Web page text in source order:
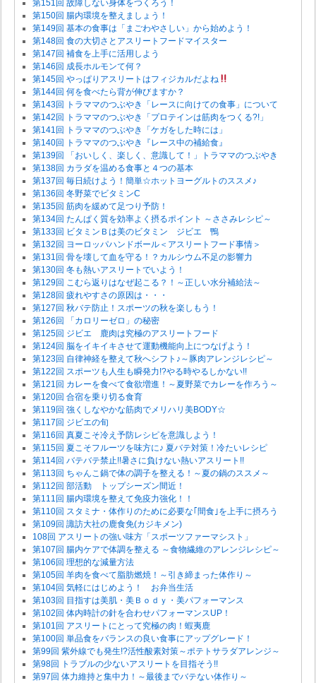
第151回 故障しない身体をつくろう！
第150回 腸内環境を整えましょう！
第149回 基本の食事は「まごわやさしい」から始めよう！
第148回 食の大切さとアスリートフードマイスター
第147回 補食を上手に活用しよう
第146回 成長ホルモンて何？
第145回 やっぱりアスリートはフィジカルだよね
第144回 何を食べたら背が伸びますか？
第143回 トラママのつぶやき「レースに向けての食事」について
第142回 トラママのつぶやき「プロテインは筋肉をつくる?!」
第141回 トラママのつぶやき「ケガをした時には」
第140回 トラママのつぶやき『レース中の補給食』
第139回 「おいしく、楽しく、意識して！」トラママのつぶやき
第138回 カラダを温める食事と４つの基本
第137回 毎日続けよう！簡単☆ホットヨーグルトのススメ♪
第136回 冬野菜でビタミンC
第135回 筋肉を緩めて足つり予防！
第134回 たんぱく質を効率よく摂るポイント ～ささみレシピ～
第133回 ビタミンＢは美のビタミン ジビエ 鴨
第132回 ヨーロッパハンドボール＜アスリートフード事情＞
第131回 骨を壊して血を守る！？カルシウム不足の影響力
第130回 冬も熱いアスリートでいよう！
第129回 こむら返りはなぜ起こる？！～正しい水分補給法～
第128回 疲れやすさの原因は・・・
第127回 秋バテ防止！スポーツの秋を楽しもう！
第126回 「カロリーゼロ」の秘密
第125回 ジビエ 鹿肉は究極のアスリートフード
第124回 脳をイキイキさせて運動機能向上につなげよう！
第123回 自律神経を整えて秋へシフト♪～豚肉アレンジレシピ～
第122回 スポーツも人生も瞬発力!?やる時やるしかない!!
第121回 カレーを食べて食欲増進！～夏野菜でカレーを作ろう～
第120回 合宿を乗り切る食育
第119回 強くしなやかな筋肉でメリハリ美BODY☆
第117回 ジビエの旬
第116回 真夏こそ冷え予防レシピを意識しよう！
第115回 夏こそフルーツを味方に♪ 夏バテ対策！冷たいレシピ
第114回 バテバテ禁止!!暑さに負けない熱いアスリート!!
第113回 ちゃんこ鍋で体の調子を整える！～夏の鍋のススメ～
第112回 部活動 トップシーズン間近！
第111回 腸内環境を整えて免疫力強化！！
第110回 スタミナ・体作りのために必要な｢間食｣を上手に摂ろう
第109回 諏訪大社の鹿食免(カジキメン)
108回 アスリートの強い味方「スポーツファーマシスト」
第107回 腸内ケアで体調を整える ～食物繊維のアレンジレシピ～
第106回 理想的な減量方法
第105回 羊肉を食べて脂肪燃焼！～引き締まった体作り～
第104回 気軽にはじめよう！ お弁当生活
第103回 目指すは美肌・美Ｂｏｄｙ・美パフォーマンス
第102回 体内時計の針を合わせパフォーマンスUP！
第101回 アスリートにとって究極の肉！蝦夷鹿
第100回 単品食をバランスの良い食事にアップグレード！
第99回 紫外線でも発生!?活性酸素対策～ポテトサラダアレンジ～
第98回 トラブルの少ないアスリートを目指そう!!
第97回 体力維持と集中力！～最後までバテない体作り～